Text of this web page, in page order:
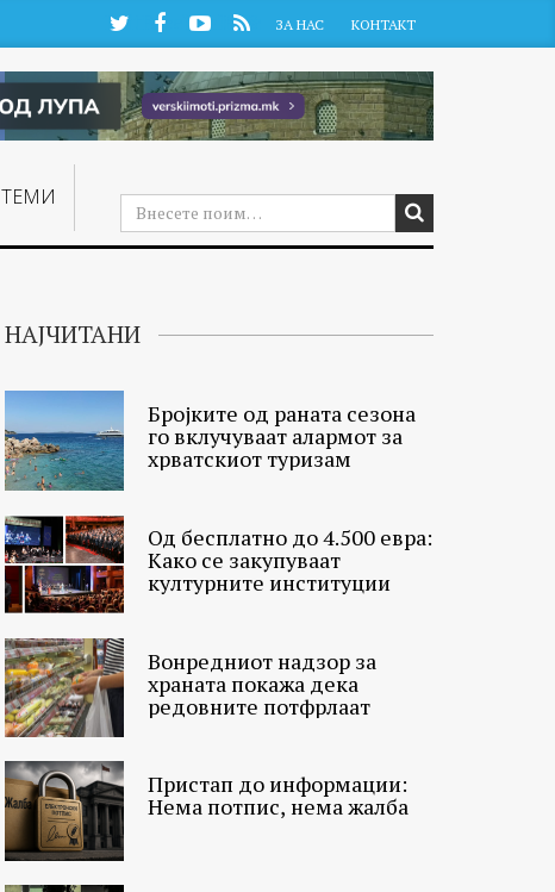
TwitterFacebookYouTube
RSS ЗА НАС КОНТАКТ
ТЕМИ
НАЈЧИТАНИ
Бројките од раната сезона
го вклучуваат алармот за
хрватскиот туризам
Од бесплатно до 4.500 евра:
Како се закупуваат
културните институции
Вонредниот надзор за
храната покажа дека
редовните потфрлаат
Пристап до информации:
Нема потпис, нема жалба